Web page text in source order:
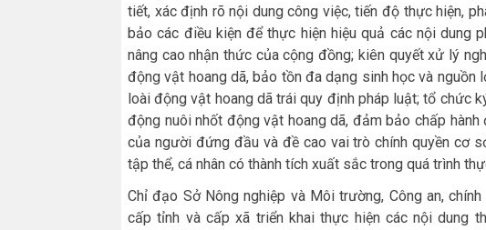
tiết, xác định rõ nội dung công việc, tiến độ thực hiện,
bảo các điều kiện để thực hiện hiệu quả các nội dung
nâng cao nhận thức của cộng đồng; kiên quyết xử lý
động vật hoang dã, bảo tồn đa dạng sinh học và
loài động vật hoang dã trái quy định pháp luật; tổ chức
động nuôi nhốt động vật hoang dã, đảm bảo chấp
của người đứng đầu và đề cao vai trò chính quyền cơ
tập thể, cá nhân có thành tích xuất sắc trong quá trình
Chỉ đạo Sở Nông nghiệp và Môi trường, Công an,
cấp tỉnh và cấp xã triển khai thực hiện các nội dung